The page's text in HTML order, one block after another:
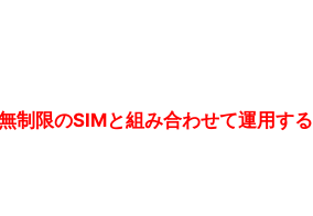
制限のSIMと組み合わせて運用する